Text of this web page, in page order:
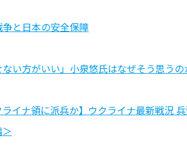
と日本の安全保障
い方がいい」小泉悠氏はなぜそう思うの
イナ領に派兵か】ウクライナ最新戦況